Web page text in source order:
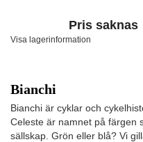
Pris saknas
Visa lagerinformation
Bianchi
Bianchi är cyklar och
Celeste är namnet på färgen
sällskap. Grön eller blå? Vi